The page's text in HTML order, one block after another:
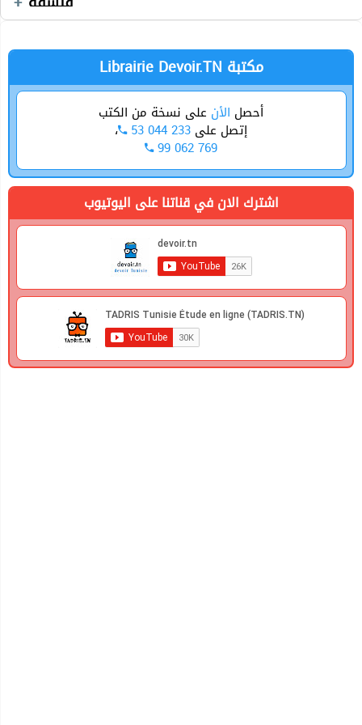
Allemand
Librairie Devoir.TN مكتبة
أحصل الأن على نسخة من الكتب
إتصل على 53 044 233 ،
99 062 769
اشترك الان في قناتنا على اليوتيوب